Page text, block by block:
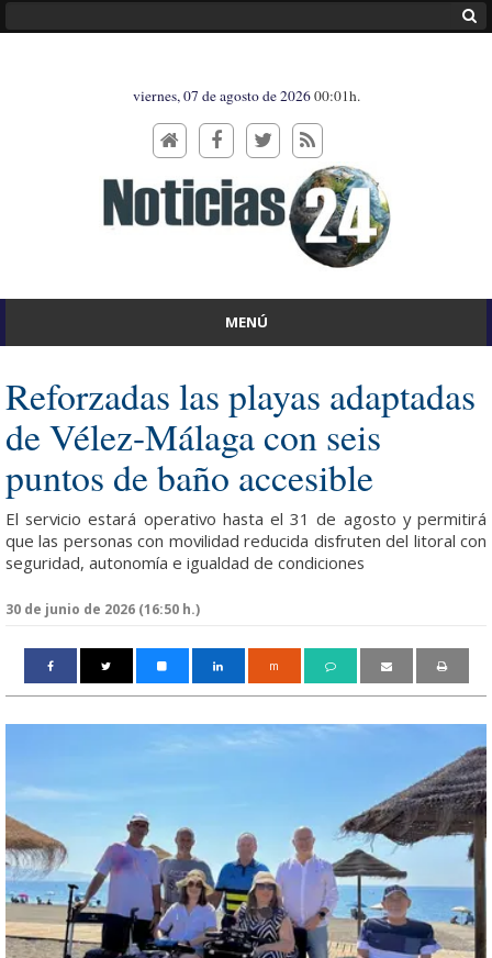
viernes, 07 de agosto de 202600:01h.
MENÚ
Reforzadas las playas adaptadas
de Vélez-Málaga con seis
puntos de baño accesible
El servicio estará operativo hasta el 31 de agosto y permitirá
que las personas con movilidad reducida disfruten del litoral con
seguridad, autonomía e igualdad de condiciones
30 de junio de 2026 (16:50 h.)
m